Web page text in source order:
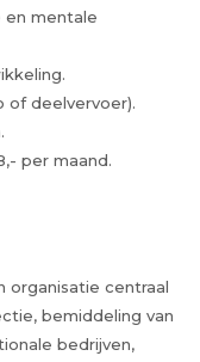
en mentale
of deelvervoer).
per maand.
organisatie centraal
bemiddeling van
bedrijven,